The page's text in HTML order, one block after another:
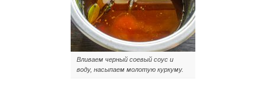
Вливаем черный соевый соус и
воду, насыпаем молотую куркуму.